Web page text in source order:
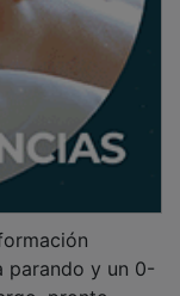
y un 0-
pronto